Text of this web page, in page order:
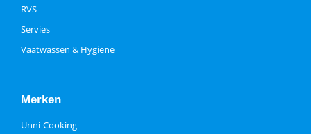
RVS
Servies
Vaatwassen & Hygiëne
Merken
Unni-Cooking